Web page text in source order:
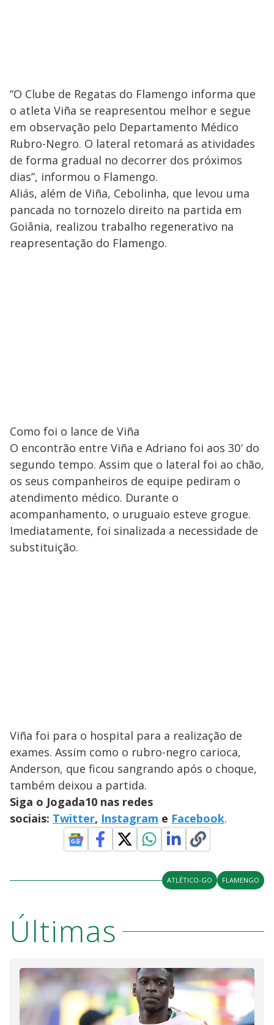
“O Clube de Regatas do Flamengo informa que
o atleta Viña se reapresentou melhor e segue
em observação pelo Departamento Médico
Rubro-Negro. O lateral retomará as atividades
de forma gradual no decorrer dos próximos
dias”, informou o Flamengo.
Aliás, além de Viña, Cebolinha, que levou uma
pancada no tornozelo direito na partida em
Goiânia, realizou trabalho regenerativo na
reapresentação do Flamengo.
Como foi o lance de Viña
O encontrão entre Viña e Adriano foi aos 30′ do
segundo tempo. Assim que o lateral foi ao chão,
os seus companheiros de equipe pediram o
atendimento médico. Durante o
acompanhamento, o uruguaio esteve grogue.
Imediatamente, foi sinalizada a necessidade de
substituição.
Viña foi para o hospital para a realização de
exames. Assim como o rubro-negro carioca,
Anderson, que ficou sangrando após o choque,
também deixou a partida.
Siga o Jogada10 nas redes
sociais: Twitter, Instagram e Facebook.
ATLÉTICO-GO FLAMENGO
Últimas